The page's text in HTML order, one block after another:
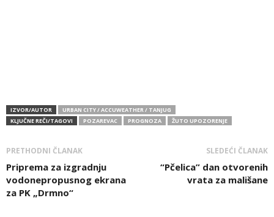
IZVOR/AUTOR
URBAN CITY / ACCUWEATHER / TANJUG
KLJUČNE REČI/TAGOVI
POZAREVAC PROGNOZA ŽUTO UPOZORENJE
PRETHODNI ČLANAK
Priprema za izgradnju
vodonepropusnog ekrana
za PK „Drmno“
SLEDEĆI ČLANAK
“Pčelica” dan otvorenih
vrata za mališane